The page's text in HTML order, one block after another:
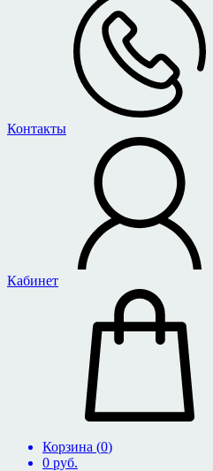
Контакты
Кабинет
Корзина (0)
0 руб.